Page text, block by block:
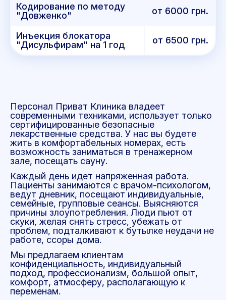
Кодирование по методу
"Довженко"
от 6000 грн.
Инъекция блокатора
"Дисульфирам" на 1 год
от 6500 грн.
Персонал Приват Клиника владеет
современными техниками, использует только
сертифицированные безопасные
лекарственные средства. У нас вы будете
жить в комфортабельных номерах, есть
возможность заниматься в тренажерном
зале, посещать сауну.
Каждый день идет напряженная работа.
Пациенты занимаются с врачом-психологом,
ведут дневник, посещают индивидуальные,
семейные, групповые сеансы. Выясняются
причины злоупотребления. Люди пьют от
скуки, желая снять стресс, убежать от
проблем, подталкивают к бутылке неудачи не
работе, ссоры дома.
Мы предлагаем клиентам
конфиденциальность, индивидуальный
подход, профессионализм, большой опыт,
комфорт, атмосферу, располагающую к
переменам.